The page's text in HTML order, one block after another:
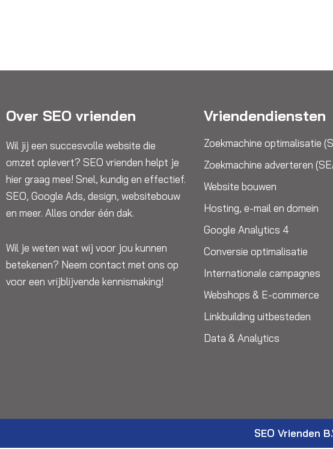
Over SEO vrienden
Wil jij een succesvolle website die
omzet oplevert? SEO vrienden helpt je
hier graag mee! Snel, kundig en effectief.
SEO, Google Ads, design, websitebouw
en meer. Alles onder één dak.
Wil je weten wat wij voor jou kunnen
betekenen? Neem contact met ons op
voor een vrijblijvende kennismaking!
Vriendendiensten
Zoekmachine optimalisatie
Zoekmachine adverteren
Website bouwen
Hosting, e-mail en domein
Google Analytics 4
Conversie optimalisatie
Internationale campagnes
Webshops & E-commerce
Linkbuilding uitbesteden
Data & Analytics
SEO Vrienden